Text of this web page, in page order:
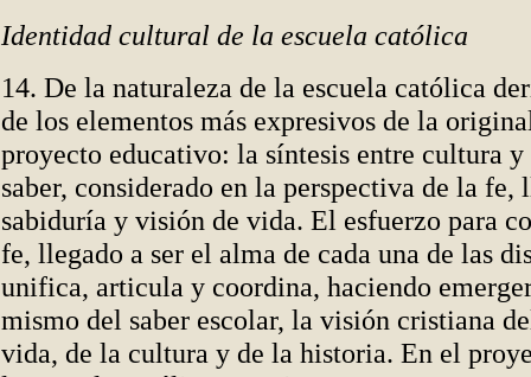
Identidad cultural de la escuela católica
14. De la naturaleza de la escuela católica
de los elementos más expresivos de la
proyecto educativo: la síntesis entre cultura
saber, considerado en la perspectiva de la fe,
sabiduría y visión de vida. El esfuerzo para
fe, llegado a ser el alma de cada una de las
unifica, articula y coordina, haciendo
mismo del saber escolar, la visión cristiana
vida, de la cultura y de la historia. En el